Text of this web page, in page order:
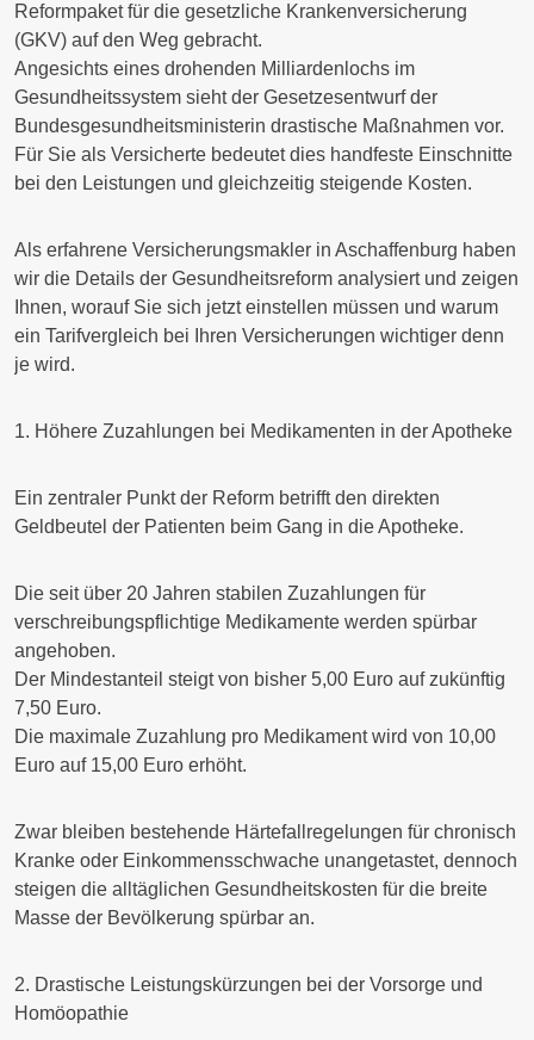
Reformpaket für die gesetzliche Krankenversicherung
(GKV) auf den Weg gebracht.
Angesichts eines drohenden Milliardenlochs im
Gesundheitssystem sieht der Gesetzesentwurf der
Bundesgesundheitsministerin drastische Maßnahmen vor.
Für Sie als Versicherte bedeutet dies handfeste Einschnitte
bei den Leistungen und gleichzeitig steigende Kosten.
Als erfahrene Versicherungsmakler in Aschaffenburg haben
wir die Details der Gesundheitsreform analysiert und zeigen
Ihnen, worauf Sie sich jetzt einstellen müssen und warum
ein Tarifvergleich bei Ihren Versicherungen wichtiger denn
je wird.
1. Höhere Zuzahlungen bei Medikamenten in der Apotheke
Ein zentraler Punkt der Reform betrifft den direkten
Geldbeutel der Patienten beim Gang in die Apotheke.
Die seit über 20 Jahren stabilen Zuzahlungen für
verschreibungspflichtige Medikamente werden spürbar
angehoben.
Der Mindestanteil steigt von bisher 5,00 Euro auf zukünftig
7,50 Euro.
Die maximale Zuzahlung pro Medikament wird von 10,00
Euro auf 15,00 Euro erhöht.
Zwar bleiben bestehende Härtefallregelungen für chronisch
Kranke oder Einkommensschwache unangetastet, dennoch
steigen die alltäglichen Gesundheitskosten für die breite
Masse der Bevölkerung spürbar an.
2. Drastische Leistungskürzungen bei der Vorsorge und
Homöopathie